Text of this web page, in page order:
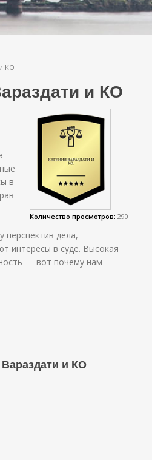
КО
и КО
Количество просмотров: 290
в
перспектив дела,
интересы в суде. Высокая
— вот почему нам
и КО